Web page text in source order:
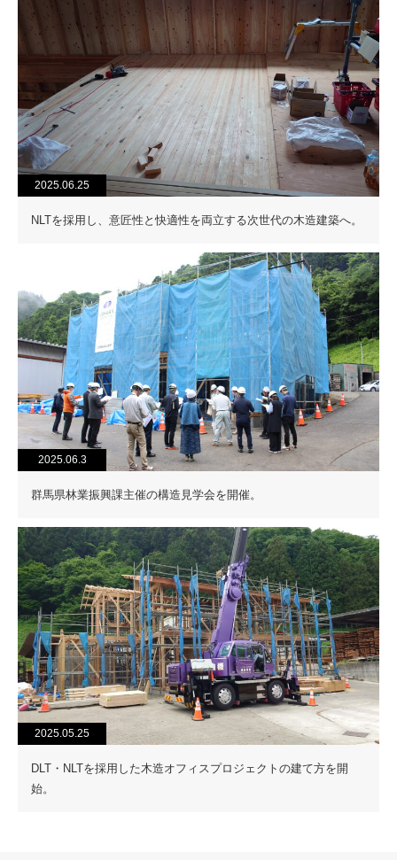
2025.06.25
NLTを採用し、意匠性と快適性を両立する次世代の木造建築へ。
2025.06.3
群馬県林業振興課主催の構造見学会を開催。
2025.05.25
DLT・NLTを採用した木造オフィスプロジェクトの建て方を開
始。